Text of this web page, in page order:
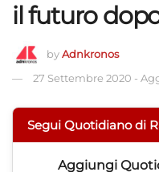
il futuro
byAdnkronos
27 Settembre 2020 -
Segui Quotidiano di
Aggiungi